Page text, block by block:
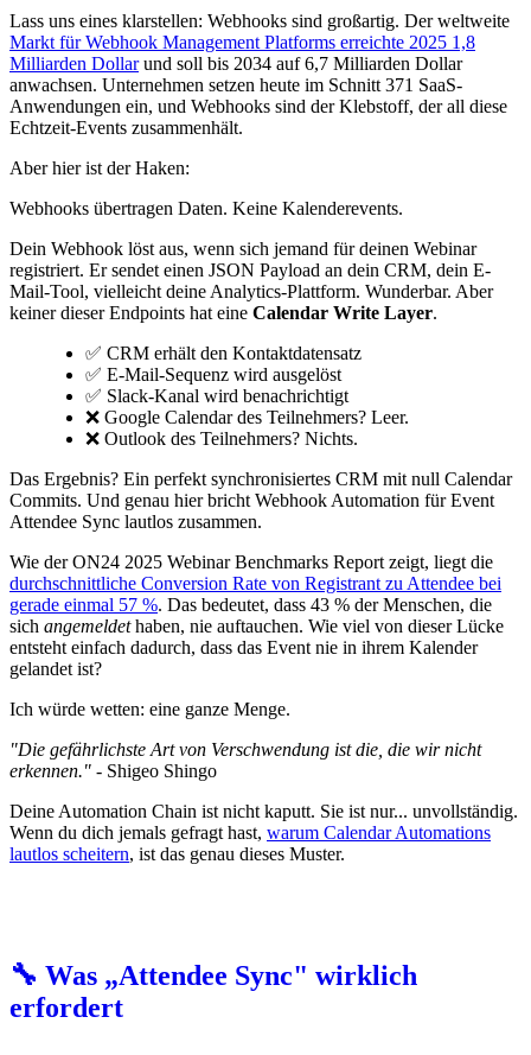
Lass uns eines klarstellen: Webhooks sind großartig. Der weltweite
Markt für Webhook Management Platforms erreichte 2025 1,8
Milliarden Dollarund soll bis 2034 auf 6,7 Milliarden Dollar
anwachsen. Unternehmen setzen heute im Schnitt 371 SaaS-
Anwendungen ein, und Webhooks sind der Klebstoff, der all diese
Echtzeit-Events zusammenhält.
Aber hier ist der Haken:
Webhooks übertragen Daten. Keine Kalenderevents.
Dein Webhook löst aus, wenn sich jemand für deinen Webinar
registriert. Er sendet einen JSON Payload an dein CRM, dein E-
Mail-Tool, vielleicht deine Analytics-Plattform. Wunderbar. Aber
keiner dieser Endpoints hat eine Calendar Write Layer.
✅ CRM erhält den Kontaktdatensatz
✅ E-Mail-Sequenz wird ausgelöst
✅ Slack-Kanal wird benachrichtigt
❌ Google Calendar des Teilnehmers? Leer.
❌ Outlook des Teilnehmers? Nichts.
Das Ergebnis? Ein perfekt synchronisiertes CRM mit null Calendar
Commits. Und genau hier bricht Webhook Automation für Event
Attendee Sync lautlos zusammen.
Wie der ON24 2025 Webinar Benchmarks Report zeigt, liegt die
durchschnittliche Conversion Rate von Registrant zu Attendee bei
gerade einmal 57 %. Das bedeutet, dass 43 % der Menschen, die
sich angemeldethaben, nie auftauchen. Wie viel von dieser Lücke
entsteht einfach dadurch, dass das Event nie in ihrem Kalender
gelandet ist?
Ich würde wetten: eine ganze Menge.
"Die gefährlichste Art von Verschwendung ist die, die wir nicht
erkennen." - Shigeo Shingo
Deine Automation Chain ist nicht kaputt. Sie ist nur... unvollständig.
Wenn du dich jemals gefragt hast, warum Calendar Automations
lautlos scheitern, ist das genau dieses Muster.
🔧 Was „Attendee Sync" wirklich
erfordert